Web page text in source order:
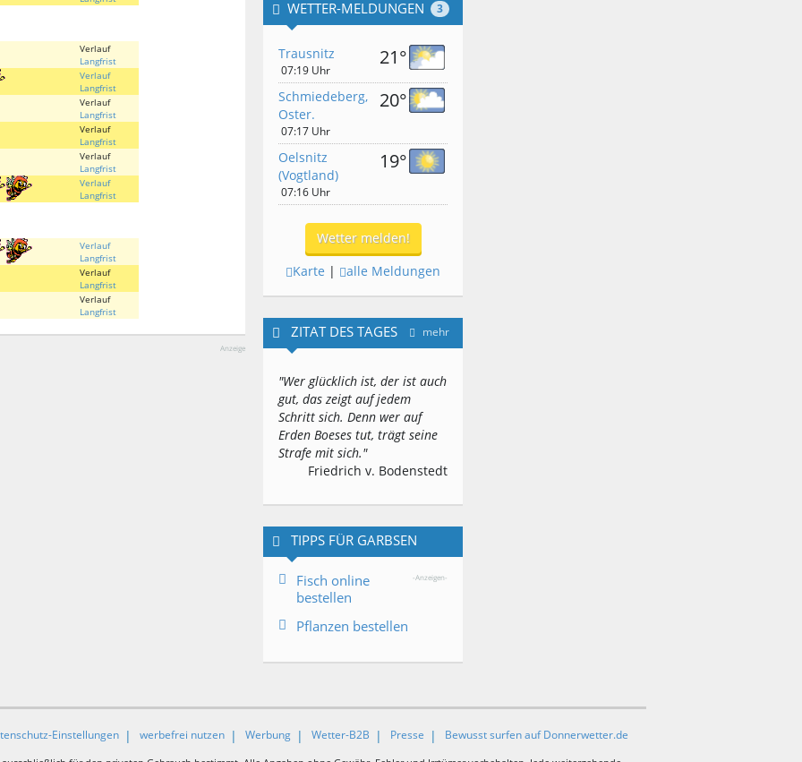
Verlauf
Langfrist
Verlauf
Langfrist
Verlauf
Langfrist
Verlauf
Langfrist
Verlauf
Langfrist
Verlauf
Langfrist
Verlauf
Langfrist
Verlauf
Langfrist
Verlauf
Langfrist
Anzeige
3
WETTER-MELDUNGEN
Trausnitz
07:19 Uhr
21°
Schmiedeberg,
Oster.
07:17 Uhr
20°
Oelsnitz
(Vogtland)
07:16 Uhr
19°
Wetter melden!
Karte | alle Meldungen
mehr
ZITAT DES TAGES
"Wer glücklich ist, der ist auch
gut, das zeigt auf jedem
Schritt sich. Denn wer auf
Erden Boeses tut, trägt seine
Strafe mit sich."
Friedrich v. Bodenstedt
TIPPS FÜR GARBSEN
-Anzeigen-
Fisch online
bestellen
Pflanzen bestellen
Einstellungen werbefrei nutzen Werbung Wetter-B2B Presse Bewusst surfen auf Donnerwetter.de